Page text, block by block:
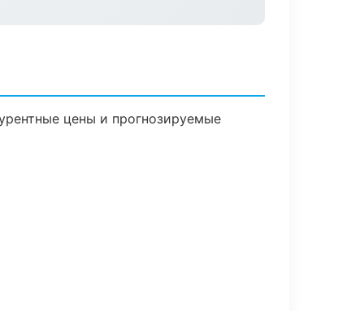
цены и прогнозируемые